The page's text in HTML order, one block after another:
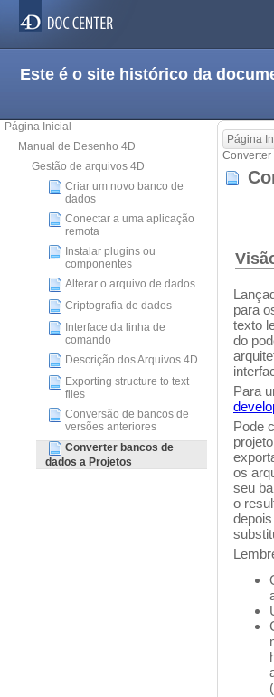
Este é o site histórico da
Página Inicial
Manual de Desenho 4D
Gestão de arquivos 4D
Criar um novo banco de
dados
Conectar a uma aplicação
remota
Instalar plugins ou
componentes
Alterar o arquivo de dados
Criptografia de dados
Interface da linha de
comando
Descrição dos Arquivos 4D
Exporting structure to text
files
Conversão de bancos de
versões anteriores
Converter bancos de
dados a Projetos
Página
Converter
para
texto
do
Para
Pode
os
seu
o